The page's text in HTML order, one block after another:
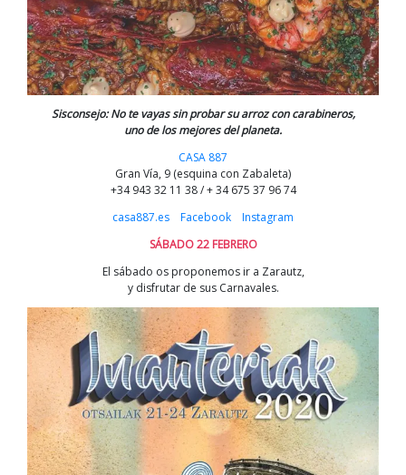
Sisconsejo: No te vayas sin probar su arroz con carabineros,
uno de los mejores del planeta.
CASA 887
Gran Vía, 9 (esquina con Zabaleta)
+34 943 32 11 38 / + 34 675 37 96 74
casa887.es
Facebook
Instagram
SÁBADO 22 FEBRERO
El sábado os proponemos ir a Zarautz,
y disfrutar de sus Carnavales.